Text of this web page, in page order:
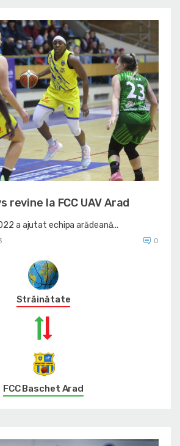
revine la FCC UAV Arad
a ajutat echipa arădeană...
0
Străinătate
FCC Baschet Arad